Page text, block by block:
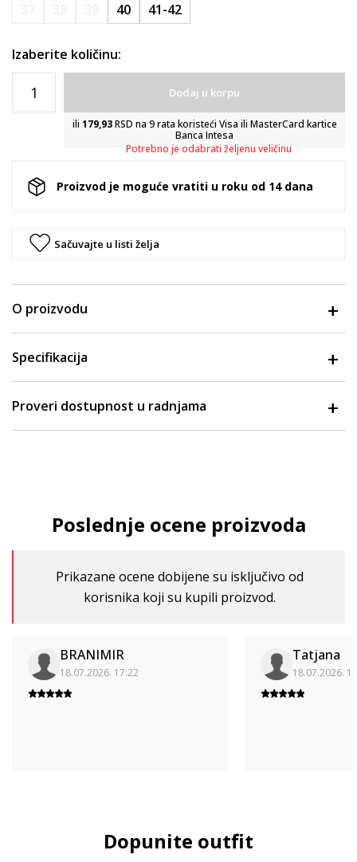
40 41-42
Izaberite količinu:
Dodaj u korpu
ili 179,93RSD na 9 rata koristeći Visa ili MasterCard kartice
Banca Intesa
Potrebno je odabrati željenu veličinu
Proizvod je moguće vratiti u roku od 14 dana
Sačuvajte u listi želja
O proizvodu
Specifikacija
Proveri dostupnost u radnjama
Poslednje ocene proizvoda
Prikazane ocene dobijene su isključivo od
korisnika koji su kupili proizvod.
BRANIMIR
18.07.2026. 17:22
Tatjana
18.07.2026.
Dopunite outfit